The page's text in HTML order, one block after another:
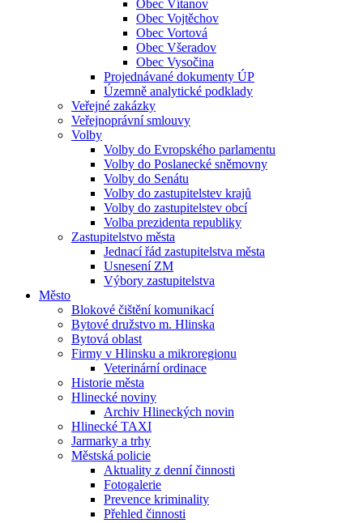
Obec Vítanov
Obec Vojtěchov
Obec Vortová
Obec Všeradov
Obec Vysočina
Projednávané dokumenty ÚP
Územně analytické podklady
Veřejné zakázky
Veřejnoprávní smlouvy
Volby
Volby do Evropského parlamentu
Volby do Poslanecké sněmovny
Volby do Senátu
Volby do zastupitelstev krajů
Volby do zastupitelstev obcí
Volba prezidenta republiky
Zastupitelstvo města
Jednací řád zastupitelstva města
Usnesení ZM
Výbory zastupitelstva
Město
Blokové čištění komunikací
Bytové družstvo m. Hlinska
Bytová oblast
Firmy v Hlinsku a mikroregionu
Veterinární ordinace
Historie města
Hlinecké noviny
Archiv Hlineckých novin
Hlinecké TAXI
Jarmarky a trhy
Městská policie
Aktuality z denní činnosti
Fotogalerie
Prevence kriminality
Přehled činnosti